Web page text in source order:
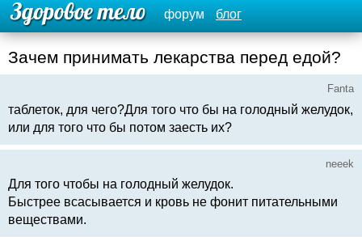
форум блог
Зачем принимать лекарства перед едой?
Fanta
таблеток, для чего?Для того что бы на голодный желудок,
или для того что бы потом заесть их?
neeek
Для того чтобы на голодный желудок.
Быстрее всасывается и кровь не фонит питательными
веществами.